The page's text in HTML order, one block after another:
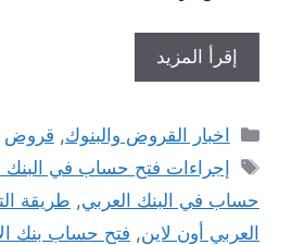
إقرأ المزيد
التصنيفات
اخبار القروض والبنوك, قروض
الوسوم
إجراءات فتح حساب في البنك
حساب في البنك العربي, طريقة
العربي أون لاين, فتح حساب بنك